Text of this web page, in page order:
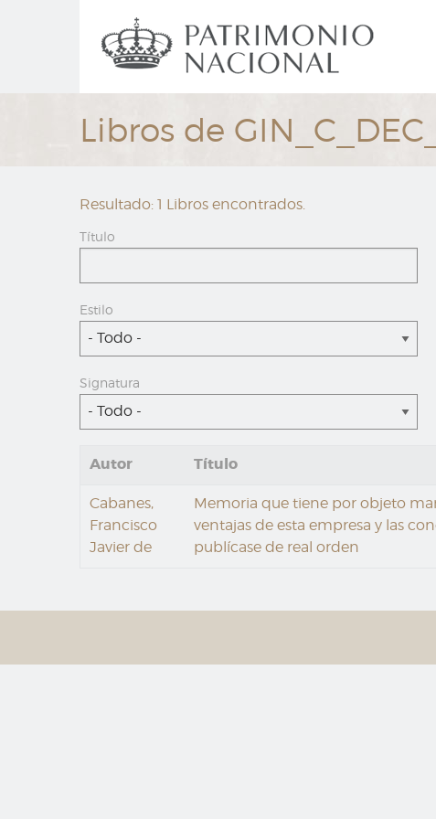
Navegación
principal
Libros de
Resultado: 1 Libros encontrados.
Título
Estilo
- Todo -
Signatura
- Todo -
Autor Título
Cabanes,
Francisco
Javier de
Memoria que tiene por objeto
ventajas de esta empresa y las
publícase de real orden